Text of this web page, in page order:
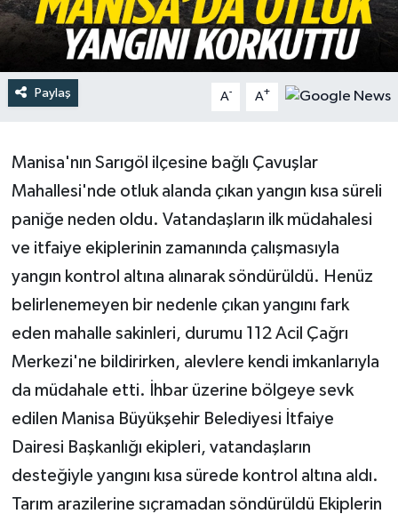
Paylaş A- A+
Manisa'nın Sarıgöl ilçesine bağlı Çavuşlar
Mahallesi'nde otluk alanda çıkan yangın kısa süreli
paniğe neden oldu. Vatandaşların ilk müdahalesi
ve itfaiye ekiplerinin zamanında çalışmasıyla
yangın kontrol altına alınarak söndürüldü. Henüz
belirlenemeyen bir nedenle çıkan yangını fark
eden mahalle sakinleri, durumu 112 Acil Çağrı
Merkezi'ne bildirirken, alevlere kendi imkanlarıyla
da müdahale etti. İhbar üzerine bölgeye sevk
edilen Manisa Büyükşehir Belediyesi İtfaiye
Dairesi Başkanlığı ekipleri, vatandaşların
desteğiyle yangını kısa sürede kontrol altına aldı.
Tarım arazilerine sıçramadan söndürüldü Ekiplerin